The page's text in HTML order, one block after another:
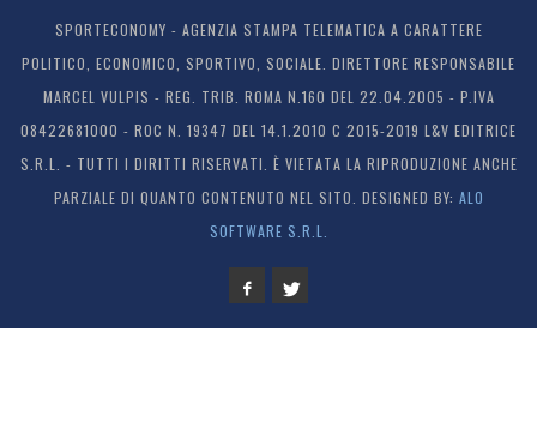
SPORTECONOMY - AGENZIA STAMPA TELEMATICA A CARATTERE
POLITICO, ECONOMICO, SPORTIVO, SOCIALE. DIRETTORE RESPONSABILE
MARCEL VULPIS - REG. TRIB. ROMA N.160 DEL 22.04.2005 - P.IVA
08422681000 - ROC N. 19347 DEL 14.1.2010 C 2015-2019 L&V EDITRICE
S.R.L. - TUTTI I DIRITTI RISERVATI. È VIETATA LA RIPRODUZIONE ANCHE
PARZIALE DI QUANTO CONTENUTO NEL SITO. DESIGNED BY: ALO
SOFTWARE S.R.L.